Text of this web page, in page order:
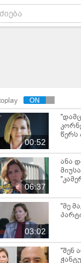
00:52
წერს
06:37
ანა
03:02
"მე
"შენ